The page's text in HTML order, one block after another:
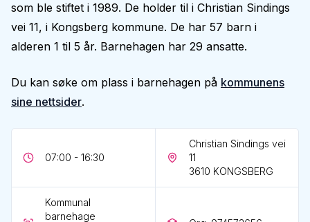
som ble stiftet i 1989. De holder til i Christian Sindings
vei 11, i Kongsberg kommune. De har 57 barn i
alderen 1 til 5 år. Barnehagen har 29 ansatte.
Du kan søke om plass i barnehagen på kommunens
sine nettsider.
07:00 - 16:30
Christian Sindings vei
11
3610 KONGSBERG
Kommunal
barnehage